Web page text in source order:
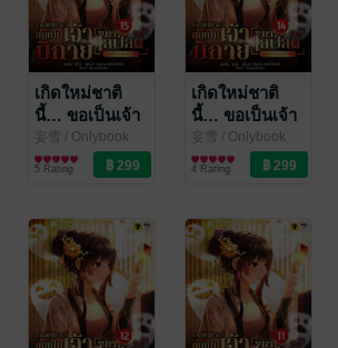
เกิดใหม่ชาติ
นี้… ขอเป็นเจ้า
นิกายมาไลฟ์สด
เล่ม 15
妄雪 / Onlybook
นิยายแฟนตาซี
5 Rating
เกิดใหม่ชาติ
นี้… ขอเป็นเจ้า
นิกายมาไลฟ์สด
เล่ม 14
妄雪 / Onlybook
นิยายแฟนตาซี
4 Rating